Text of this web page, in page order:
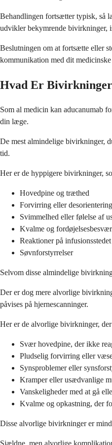
Behandlingen fortsætter typisk, så
udvikler bekymrende bivirkninger,
Beslutningen om at fortsætte eller
kommunikation med dit
Hvad Er
Som al medicin kan aducanumab
din læge.
De mest almindelige bivirkninger,
tid.
Her er de hyppigere bivirkninger,
Hovedpine og træthed
Forvirring eller desorientering
Svimmelhed eller følelse af
Kvalme og fordøjelsesbesvær
Reaktioner på
Søvnforstyrrelser
Selvom disse almindelige
Der er dog mere alvorlige
påvises på hjernescanninger.
Her er de alvorlige bivirkninger,
Svær hovedpine, der ikke
Pludselig forvirring eller
Synsproblemer eller
Kramper eller usædvanlige
Vanskeligheder med at gå
Kvalme og opkastning, der
Disse alvorlige bivirkninger er
Sjældne, men alvorlige